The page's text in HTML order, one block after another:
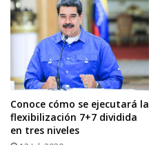
Conoce cómo se ejecutará la
flexibilización 7+7 dividida
en tres niveles